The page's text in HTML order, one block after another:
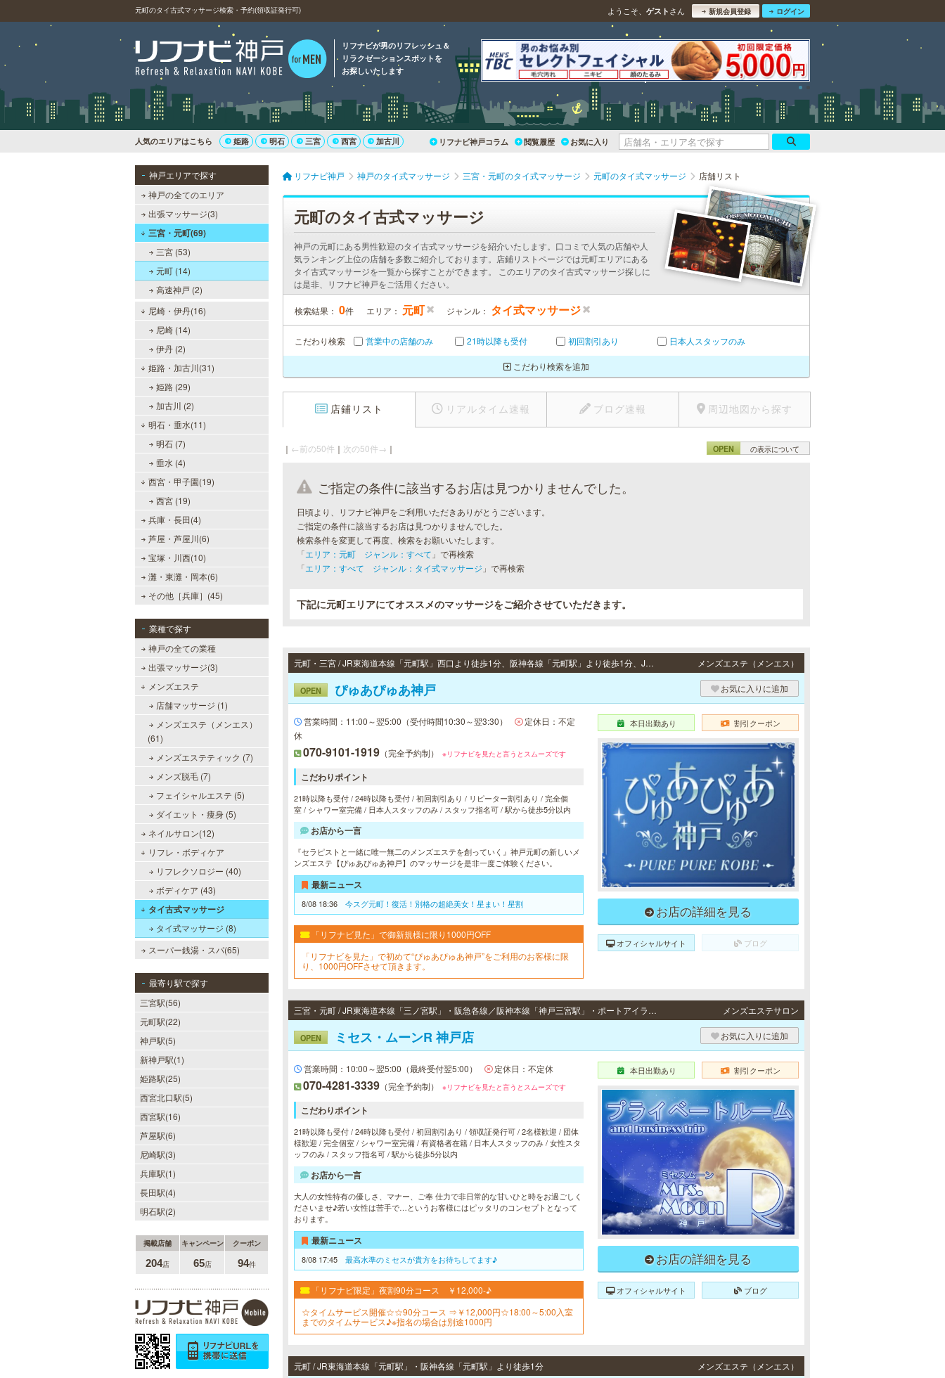
元町のタイ古式マッサージ検索・予約(領収証発行可) ようこそ、 ゲスト さん 新規会員登録 ログイン
リフナビが男のリフレッシュ＆
リラクゼーションスポットを
お探しいたします
人気のエリアはこちら 姫路 明石 三宮 西宮 加古川 リフナビ神戸コラム 閲覧履歴 お気に入り
神戸エリアで探す
神戸の全てのエリア
出張マッサージ(3)
三宮・元町(69)
三宮 (53)
元町 (14)
高速神戸 (2)
尼崎・伊丹(16)
尼崎 (14)
伊丹 (2)
姫路・加古川(31)
姫路 (29)
加古川 (2)
明石・垂水(11)
明石 (7)
垂水 (4)
西宮・甲子園(19)
西宮 (19)
兵庫・長田(4)
芦屋・芦屋川(6)
宝塚・川西(10)
灘・東灘・岡本(6)
その他［兵庫］(45)
業種で探す
神戸の全ての業種
出張マッサージ(3)
メンズエステ
店舗マッサージ (1)
メンズエステ（メンエス）
(61)
メンズエステティック (7)
メンズ脱毛 (7)
フェイシャルエステ (5)
ダイエット・痩身 (5)
ネイルサロン(12)
リフレ・ボディケア
リフレクソロジー (40)
ボディケア (43)
タイ古式マッサージ
タイ式マッサージ (8)
スーパー銭湯・スパ(65)
最寄り駅で探す
三宮駅(56)
元町駅(22)
神戸駅(5)
新神戸駅(1)
姫路駅(25)
西宮北口駅(5)
西宮駅(16)
芦屋駅(6)
尼崎駅(3)
兵庫駅(1)
長田駅(4)
明石駅(2)
掲載店舗 キャンペーン クーポン
204店 65店 94件
リフナビ神戸 神戸のタイ式マッサージ 三宮・元町のタイ式マッサージ 元町のタイ式マッサージ 店舗リスト
元町のタイ古式マッサージ
神戸の元町にある男性歓迎のタイ古式マッサージを紹介いたします。口コミで人気の店舗や人
気ランキング上位の店舗を多数ご紹介しております。店鋪リストページでは元町エリアにある
タイ古式マッサージを一覧から探すことができます。 このエリアのタイ古式マッサージ探しに
は是非、リフナビ神戸をご活用ください。
検索結果： 0件 エリア： 元町 ジャンル： タイ式マッサージ
こだわり検索 営業中の店舗のみ 21時以降も受付 初回割引あり 日本人スタッフのみ
こだわり検索を追加
店鋪リスト リアルタイム速報 ブログ速報 周辺地図から探す
｜ ←前の50件 ｜ 次の50件→ ｜ OPEN の表示について
ご指定の条件に該当するお店は見つかりませんでした。
日頃より、リフナビ神戸をご利用いただきありがとうございます。
ご指定の条件に該当するお店は見つかりませんでした。
検索条件を変更して再度、検索をお願いいたします。
「エリア：元町 ジャンル：すべて 」で再検索
「エリア：すべて ジャンル：タイ式マッサージ 」で再検索
下記に元町エリアにてオススメのマッサージをご紹介させていただきます。
元町・三宮 / JR東海道本線「元町駅」西口より徒歩1分、阪神各線「元町駅」より徒歩1分、JR東海道本線「三ノ宮駅」・阪急各線／阪神本線「神戸三宮駅」西口より徒歩10分 メンズエステ（メンエス）
OPEN ぴゅあぴゅあ神戸 お気に入りに追加
営業時間：11:00～翌5:00（受付時間10:30～翌3:30）
定休日：不定
休
070-9101-1919 （完全予約制） ※リフナビを見たと言うとスムーズです
こだわりポイント
21時以降も受付 / 24時以降も受付 / 初回割引あり / リピーター割引あり / 完全個
室 / シャワー室完備 / 日本人スタッフのみ / スタッフ指名可 / 駅から徒歩5分以内
お店から一言
『セラピストと一緒に唯一無二のメンズエステを創っていく』神戸元町の新しいメ
ンズエステ【ぴゅあぴゅあ神戸】のマッサージを是非一度ご体験ください。
最新ニュース
8/08 18:36 今スグ元町！復活！別格の超絶美女！星まい！星割
「リフナビ見た」で御新規様に限り1000円OFF
「リフナビを見た」で初めて“ぴゅあぴゅあ神戸”をご利用のお客様に限
り、1000円OFFさせて頂きます。
本日出勤あり 割引クーポン
お店の詳細を見る
オフィシャルサイト ブログ
三宮・元町 / JR東海道本線「三ノ宮駅」・阪急各線／阪神本線「神戸三宮駅」・ポートアイランド線「三宮駅」・地下鉄各線「三宮駅」より徒歩5分・JR東海道本線・阪神各線「元町駅」より徒歩1分、地下鉄海岸線「みなと元町駅」より徒歩4分、神戸高速線「花隈駅」徒歩5分 メンズエステサロン
OPEN ミセス・ムーンR 神戸店 お気に入りに追加
営業時間：10:00～翌5:00（最終受付翌5:00） 定休日：不定休
070-4281-3339 （完全予約制） ※リフナビを見たと言うとスムーズです
こだわりポイント
21時以降も受付 / 24時以降も受付 / 初回割引あり / 領収証発行可 / 2名様歓迎 / 団体
様歓迎 / 完全個室 / シャワー室完備 / 有資格者在籍 / 日本人スタッフのみ / 女性スタ
ッフのみ / スタッフ指名可 / 駅から徒歩5分以内
お店から一言
大人の女性特有の優しさ、マナー、ご奉 仕力で非日常的な甘いひと時をお過ごしく
ださいませ♪若い女性は苦手で…というお客様にはピッタリのコンセプトとなって
おります。
最新ニュース
8/08 17:45 最高水準のミセスが貴方をお待ちしてます♪
「リフナビ限定」夜割90分コース ￥12,000-♪
☆タイムサービス開催☆☆90分コース ⇒￥12,000円☆18:00～5:00入室
までのタイムサービス♪※指名の場合は別途1000円
本日出勤あり 割引クーポン
お店の詳細を見る
オフィシャルサイト ブログ
元町 / JR東海道本線「元町駅」・阪神各線「元町駅」より徒歩1分 メンズエステ（メンエス）